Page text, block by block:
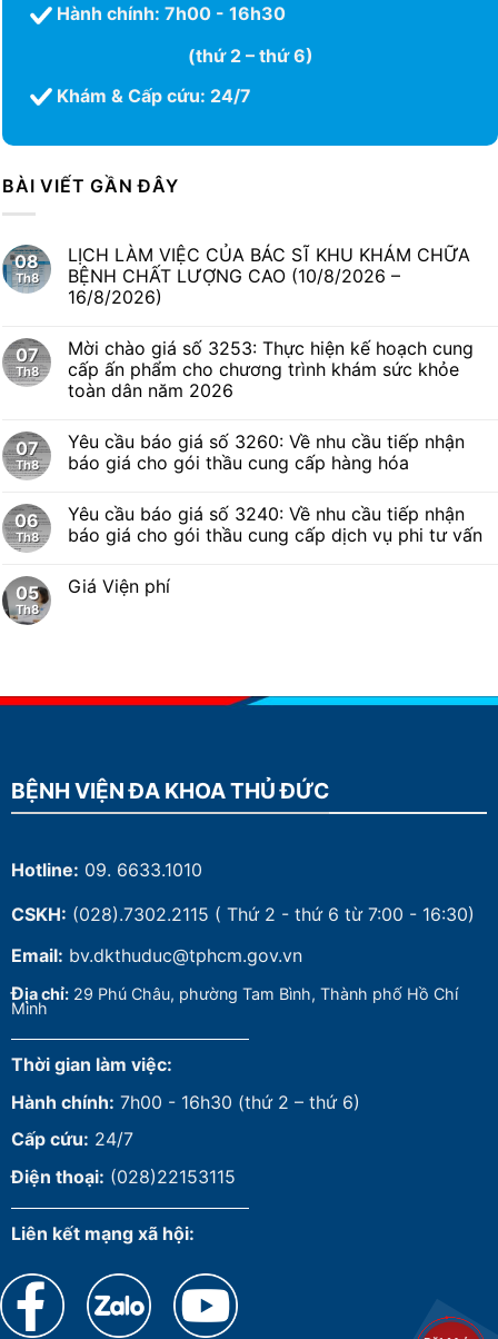
Hành chính: 7h00 - 16h30
(thứ 2 – thứ 6)
Khám & Cấp cứu: 24/7
BÀI VIẾT GẦN ĐÂY
08
Th8
LỊCH LÀM VIỆC CỦA BÁC SĨ KHU KHÁM CHỮA
BỆNH CHẤT LƯỢNG CAO (10/8/2026 –
16/8/2026)
07
Th8
Mời chào giá số 3253: Thực hiện kế hoạch cung
cấp ấn phẩm cho chương trình khám sức khỏe
toàn dân năm 2026
07
Th8
Yêu cầu báo giá số 3260: Về nhu cầu tiếp nhận
báo giá cho gói thầu cung cấp hàng hóa
06
Th8
Yêu cầu báo giá số 3240: Về nhu cầu tiếp nhận
báo giá cho gói thầu cung cấp dịch vụ phi tư vấn
05
Th8
Giá Viện phí
BỆNH VIỆN ĐA KHOA THỦ ĐỨC
Hotline: 09. 6633.1010
CSKH: (028).7302.2115 ( Thứ 2 - thứ 6 từ 7:00 - 16:30)
Email: bv.dkthuduc@tphcm.gov.vn
Địa chỉ: 29 Phú Châu, phường Tam Bình, Thành phố Hồ Chí
Minh
Thời gian làm việc:
Hành chính: 7h00 - 16h30 (thứ 2 – thứ 6)
Cấp cứu: 24/7
Điện thoại: (028)22153115
Liên kết mạng xã hội: